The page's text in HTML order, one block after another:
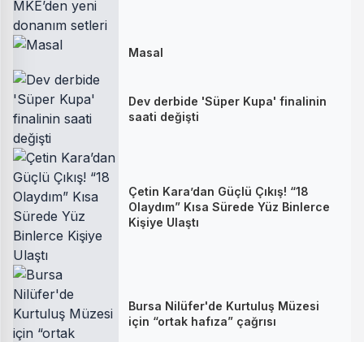
Masal
Dev derbide 'Süper Kupa' finalinin
saati değişti
Çetin Kara’dan Güçlü Çıkış! “18
Olaydım” Kısa Sürede Yüz Binlerce
Kişiye Ulaştı
Bursa Nilüfer'de Kurtuluş Müzesi
için “ortak hafıza” çağrısı